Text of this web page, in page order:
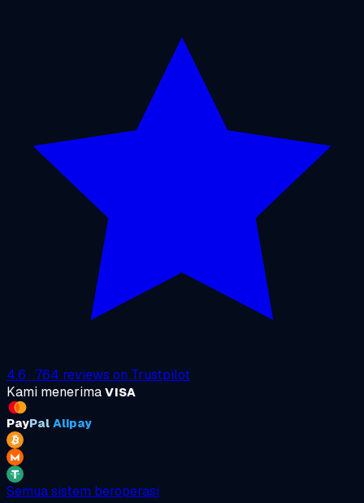
4.6 · 764 reviews on Trustpilot
Kami menerima VISA
PayPal Alipay
Semua sistem beroperasi